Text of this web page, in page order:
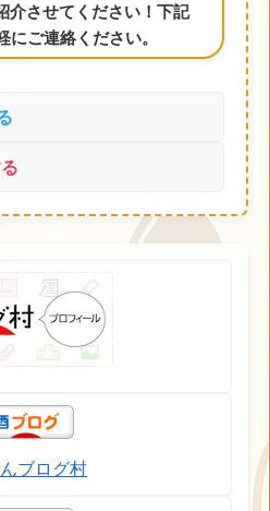
介させてください！下記
にご連絡ください。
ブログ村